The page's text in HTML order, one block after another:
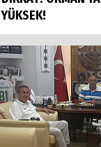
YÜKSEK!